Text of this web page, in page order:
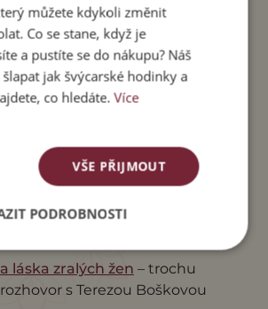
do 40 stupňů, sušte v
v polostínu. Kvůli možnému
na přímém slunci.
nosit pachasukně se stylistkou
Tutko.
stvořená k vašim sukním
láska zralých žen – trochu
s Terezou Boškovou
můžete kdykoli změnit
Co se stane, když je
a pustíte se do nákupu? Náš
jak švýcarské hodinky a
co hledáte.Více
VŠE PŘIJMOUT
PODROBNOSTI